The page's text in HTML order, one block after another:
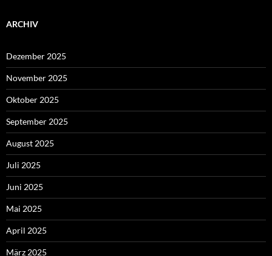
ARCHIV
Dezember 2025
November 2025
Oktober 2025
September 2025
August 2025
Juli 2025
Juni 2025
Mai 2025
April 2025
März 2025